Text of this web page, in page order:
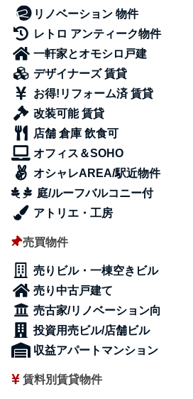
リノベーション 物件
レトロ アンティーク物件
一軒家とオモシロ戸建
デザイナーズ 賃貸
お得!リフォーム済 賃貸
改装可能 賃貸
店舗 倉庫 飲食可
オフィス＆SOHO
オシャレAREA/駅近物件
庭/ルーフバルコニー付
アトリエ・工房
売買物件
売りビル・一棟空きビル
売り中古戸建て
売古家/リノベーション向
投資用売ビル/店舗ビル
収益アパートマンション
賃料別賃貸物件